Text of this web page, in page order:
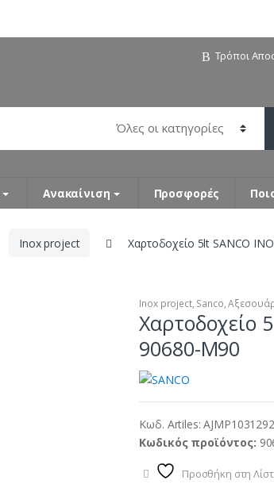
Τρόποι
Ανακαίνιση Προσφορές
Inox project Χαρτοδοχείο 5lt SANCO
Inox project, Sanco,
Χαρτοδοχείο
90680-M90
Κωδ. Artiles: AJMP1031292
Κωδικός προϊόντος:
Προσθήκη στη